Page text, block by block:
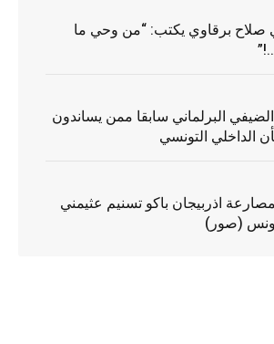
صلاح برقاوي يكتب: “من وحي ما
البرلماني سابقا ممن يساندون
الداخلي التونسي
اذربيجان باكو تسنيم عثيمني
(صور)